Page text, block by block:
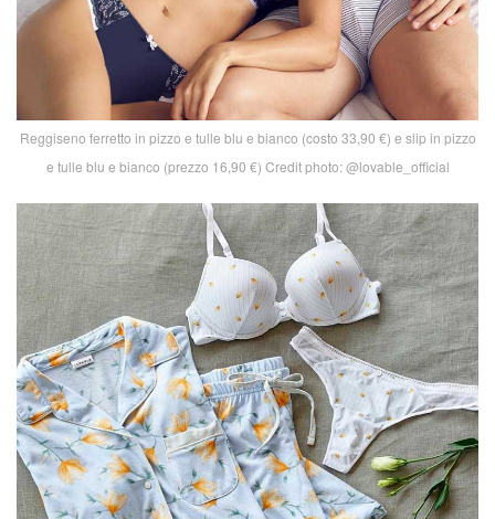
Reggiseno ferretto in pizzo e tulle blu e bianco (costo 33,90 €) e slip in pizzo
e tulle blu e bianco (prezzo 16,90 €) Credit photo: @lovable_official